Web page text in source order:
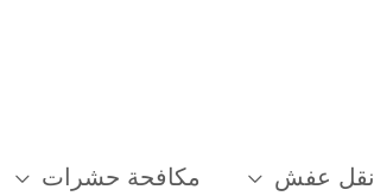
نقل عفش مكافحة حشرات